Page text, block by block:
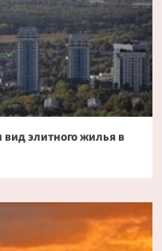
вид элитного жилья в